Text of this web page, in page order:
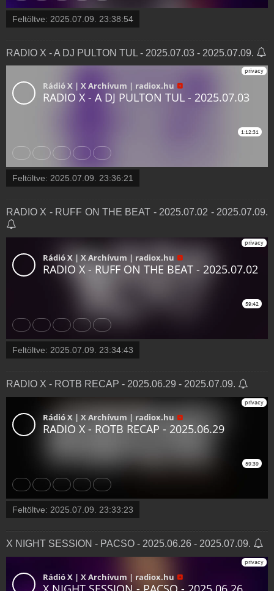
Feltöltve: 2025.07.09. 23:38:54
RADIO X - A DJ PULTON TUL - 2025.07.03 - 2025.07.09.
Feltöltve: 2025.07.09. 23:36:21
RADIO X - RUFF ON THE BEAT - 2025.07.02 - 2025.07.09.
Feltöltve: 2025.07.09. 23:34:43
RADIO X - ROTB RECAP - 2025.06.29 - 2025.07.09.
Feltöltve: 2025.07.09. 23:33:23
X NIGHT SESSION - PACSO - 2025.06.26 - 2025.07.09.